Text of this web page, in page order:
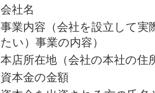
会社名
事業内容（会社を設立して実
たい）事業の内容）
本店所在地（会社の本社の住
資本金の金額